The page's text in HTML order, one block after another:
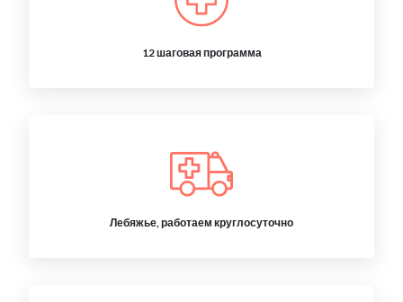
12 шаговая программа
Лебяжье, работаем круглосуточно